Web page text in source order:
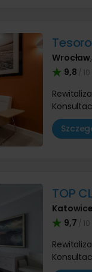
Wrocław,
9,8 / 10
TOP
Katowice
9,7 / 10